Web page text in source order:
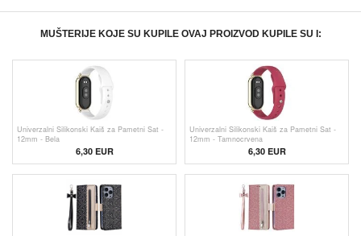
MUŠTERIJE KOJE SU KUPILE OVAJ PROIZVOD KUPILE SU I:
Univerzalni Silikonski Kaiš za Pametni Sat -
12mm - Bela
6,30 EUR
Univerzalni Silikonski Kaiš za Pametni Sat -
12mm - Tamnocrvena
6,30 EUR